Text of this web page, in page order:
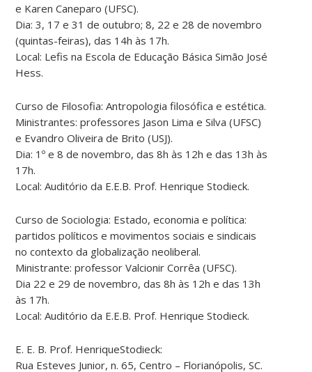
e Karen Caneparo (UFSC).
Dia: 3, 17 e 31 de outubro; 8, 22 e 28 de novembro
(quintas-feiras), das 14h às 17h.
Local: Lefis na Escola de Educação Básica Simão José
Hess.
Curso de Filosofia: Antropologia filosófica e estética.
Ministrantes: professores Jason Lima e Silva (UFSC)
e Evandro Oliveira de Brito (USJ).
Dia: 1º e 8 de novembro, das 8h às 12h e das 13h às
17h.
Local: Auditório da E.E.B. Prof. Henrique Stodieck.
Curso de Sociologia: Estado, economia e política:
partidos políticos e movimentos sociais e sindicais
no contexto da globalização neoliberal.
Ministrante: professor Valcionir Corrêa (UFSC).
Dia 22 e 29 de novembro, das 8h às 12h e das 13h
às 17h.
Local: Auditório da E.E.B. Prof. Henrique Stodieck.
E. E. B. Prof. HenriqueStodieck:
Rua Esteves Junior, n. 65, Centro – Florianópolis, SC.